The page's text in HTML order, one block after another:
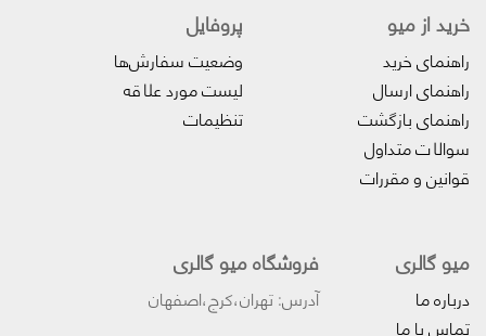
خرید از میو
راهنمای خرید
راهنمای ارسال
راهنمای بازگشت
سوالات متداول
قوانین و مقررات
پروفایل‌
وضعیت سفارش‌ها
لیست مورد علاقه
تنظیمات
میو گالری
درباره ما
تماس با ما
فروشگاه میو گالری
آدرس: تهران،کرج،اصفهان